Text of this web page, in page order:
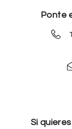
Ponte
Si